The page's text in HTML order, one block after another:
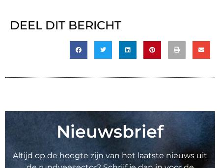
DEEL DIT BERICHT
Nieuwsbrief
Altijd op de hoogte zijn van het laatste nieuws uit